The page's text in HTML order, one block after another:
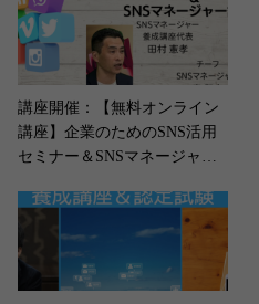
講座開催：【無料オンライン
講座】企業のためのSNS活用
セミナー＆SNSマネージャー